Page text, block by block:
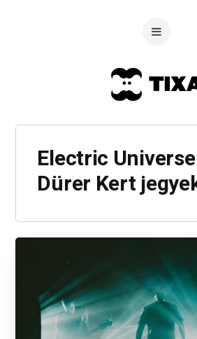
Electric
Dürer Kert